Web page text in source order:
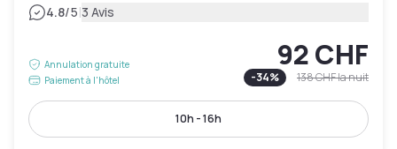
4.8/5|3 Avis
Annulation gratuite
Paiement à l'hôtel
92 CHF
-34% 138 CHFla nuit
10h - 16h